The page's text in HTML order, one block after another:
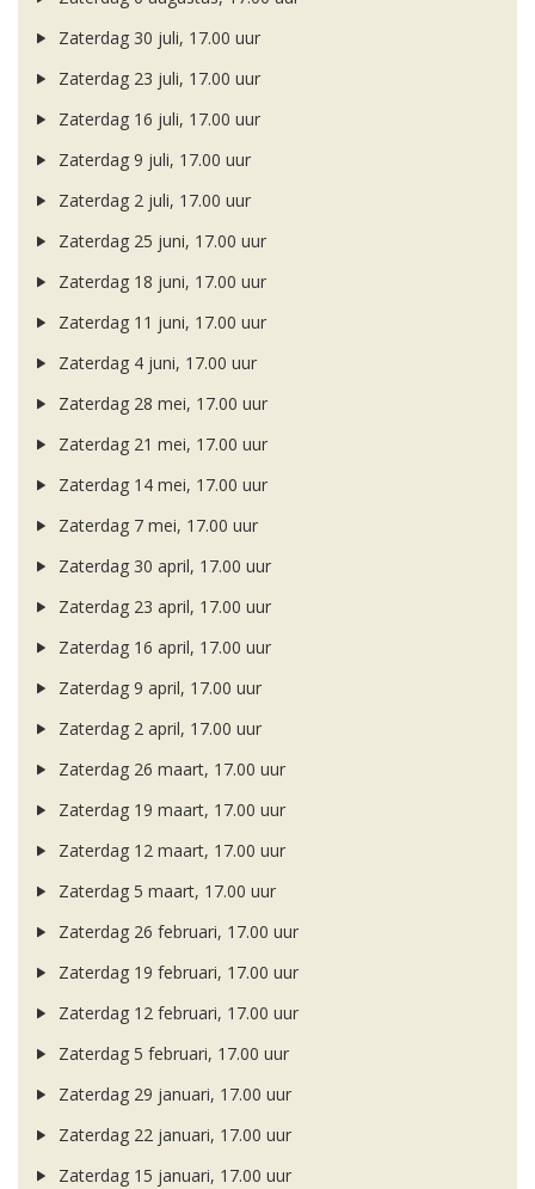
Zaterdag 30 juli, 17.00 uur
Zaterdag 23 juli, 17.00 uur
Zaterdag 16 juli, 17.00 uur
Zaterdag 9 juli, 17.00 uur
Zaterdag 2 juli, 17.00 uur
Zaterdag 25 juni, 17.00 uur
Zaterdag 18 juni, 17.00 uur
Zaterdag 11 juni, 17.00 uur
Zaterdag 4 juni, 17.00 uur
Zaterdag 28 mei, 17.00 uur
Zaterdag 21 mei, 17.00 uur
Zaterdag 14 mei, 17.00 uur
Zaterdag 7 mei, 17.00 uur
Zaterdag 30 april, 17.00 uur
Zaterdag 23 april, 17.00 uur
Zaterdag 16 april, 17.00 uur
Zaterdag 9 april, 17.00 uur
Zaterdag 2 april, 17.00 uur
Zaterdag 26 maart, 17.00 uur
Zaterdag 19 maart, 17.00 uur
Zaterdag 12 maart, 17.00 uur
Zaterdag 5 maart, 17.00 uur
Zaterdag 26 februari, 17.00 uur
Zaterdag 19 februari, 17.00 uur
Zaterdag 12 februari, 17.00 uur
Zaterdag 5 februari, 17.00 uur
Zaterdag 29 januari, 17.00 uur
Zaterdag 22 januari, 17.00 uur
Zaterdag 15 januari, 17.00 uur